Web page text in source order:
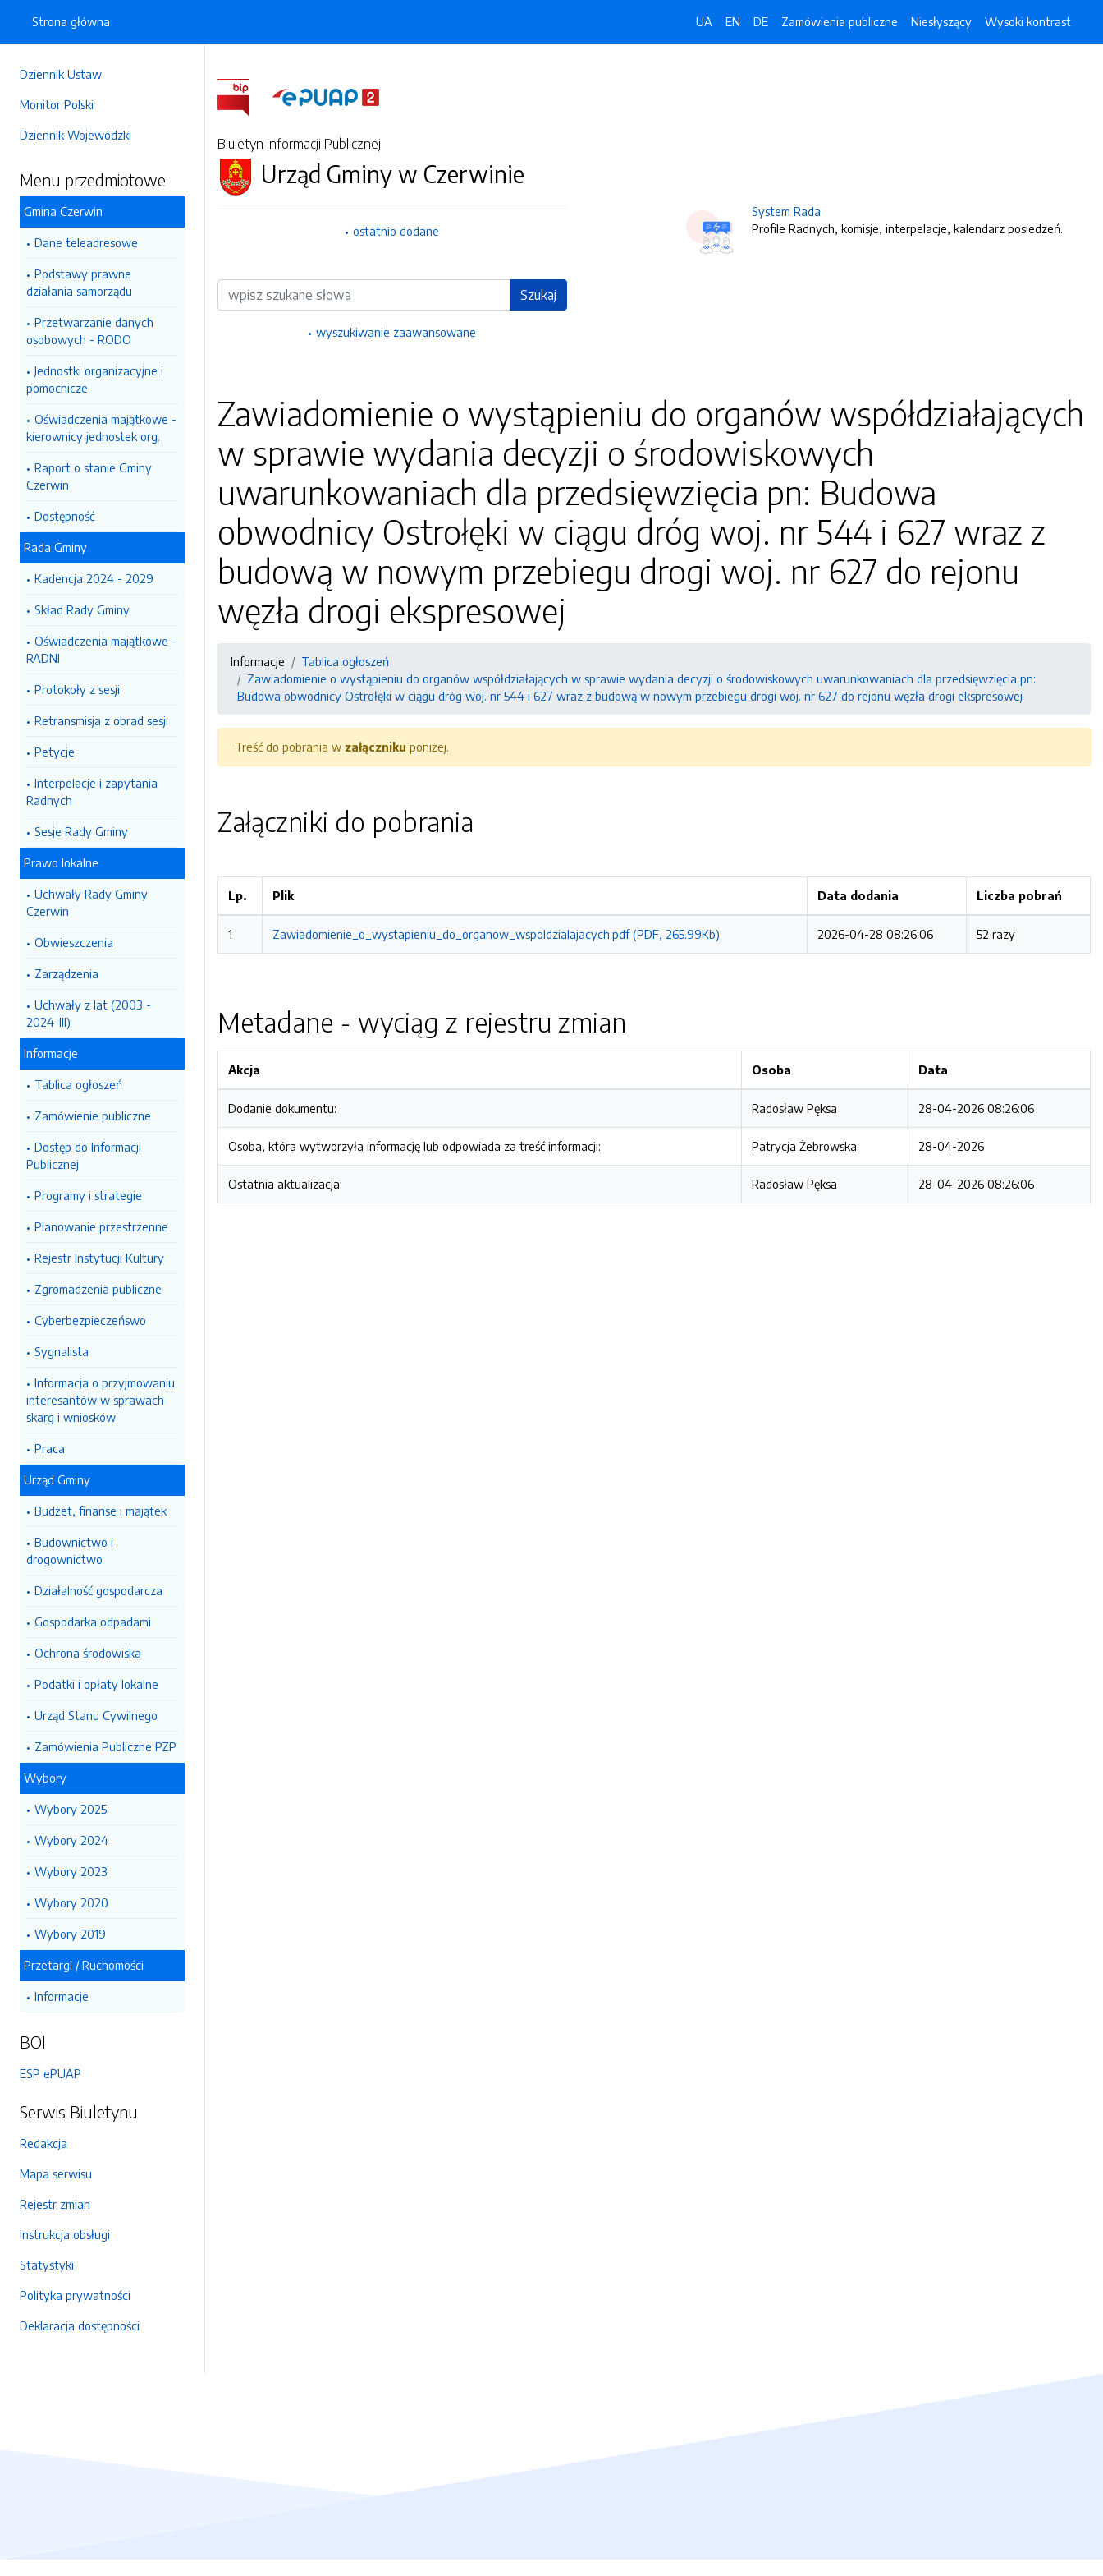
Dziennik Ustaw
Monitor Polski
Dziennik Wojewódzki
Menu przedmiotowe
Gmina Czerwin
Dane teleadresowe
Podstawy prawne
działania samorządu
Przetwarzanie danych
osobowych - RODO
Jednostki organizacyjne i
pomocnicze
Oświadczenia majątkowe -
kierownicy jednostek org.
Raport o stanie Gminy
Czerwin
Dostępność
Rada Gminy
Kadencja 2024 - 2029
Skład Rady Gminy
Oświadczenia majątkowe -
RADNI
Protokoły z sesji
Retransmisja z obrad sesji
Petycje
Interpelacje i zapytania
Radnych
Sesje Rady Gminy
Prawo lokalne
Uchwały Rady Gminy
Czerwin
Obwieszczenia
Zarządzenia
Uchwały z lat (2003 -
2024-III)
Informacje
Tablica ogłoszeń
Zamówienie publiczne
Dostęp do Informacji
Publicznej
Programy i strategie
Planowanie przestrzenne
Rejestr Instytucji Kultury
Zgromadzenia publiczne
Cyberbezpieczeńswo
Sygnalista
Informacja o przyjmowaniu
interesantów w sprawach
skarg i wniosków
Praca
Urząd Gminy
Budżet, finanse i majątek
Budownictwo i
drogownictwo
Działalność gospodarcza
Gospodarka odpadami
Ochrona środowiska
Podatki i opłaty lokalne
Urząd Stanu Cywilnego
Zamówienia Publiczne PZP
Wybory
Wybory 2025
Wybory 2024
Wybory 2023
Wybory 2020
Wybory 2019
Przetargi / Ruchomości
Informacje
BOI
ESP ePUAP
Serwis Biuletynu
Redakcja
Mapa serwisu
Rejestr zmian
Instrukcja obsługi
Statystyki
Polityka prywatności
Deklaracja dostępności
Strona główna UA EN DE Zamówienia publiczne Niesłyszący Wysoki kontrast
Biuletyn Informacji Publicznej
Urząd Gminy w Czerwinie
ostatnio dodane
Wyszukiwarka Szukaj
wyszukiwanie zaawansowane
System Rada
Profile Radnych, komisje, interpelacje, kalendarz posiedzeń.
Zawiadomienie o wystąpieniu do organów współdziałających
w sprawie wydania decyzji o środowiskowych
uwarunkowaniach dla przedsięwzięcia pn: Budowa
obwodnicy Ostrołęki w ciągu dróg woj. nr 544 i 627 wraz z
budową w nowym przebiegu drogi woj. nr 627 do rejonu
węzła drogi ekspresowej
Informacje
Tablica ogłoszeń
Zawiadomienie o wystąpieniu do organów współdziałających w sprawie wydania decyzji o środowiskowych uwarunkowaniach dla przedsięwzięcia pn:
Budowa obwodnicy Ostrołęki w ciągu dróg woj. nr 544 i 627 wraz z budową w nowym przebiegu drogi woj. nr 627 do rejonu węzła drogi ekspresowej
Treść do pobrania w załączniku poniżej.
Załączniki do pobrania
Lp. Plik Data dodania Liczba pobrań
1 Zawiadomienie_o_wystapieniu_do_organow_wspoldzialajacych.pdf (PDF, 265.99Kb) 2026-04-28 08:26:06 52 razy
Metadane - wyciąg z rejestru zmian
Akcja Osoba Data
Dodanie dokumentu: Radosław Pęksa 28-04-2026 08:26:06
Osoba, która wytworzyła informację lub odpowiada za treść informacji: Patrycja Żebrowska 28-04-2026
Ostatnia aktualizacja: Radosław Pęksa 28-04-2026 08:26:06